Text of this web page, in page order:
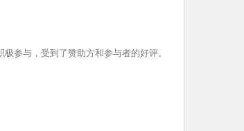
参与，受到了赞助方和参与者的好评。